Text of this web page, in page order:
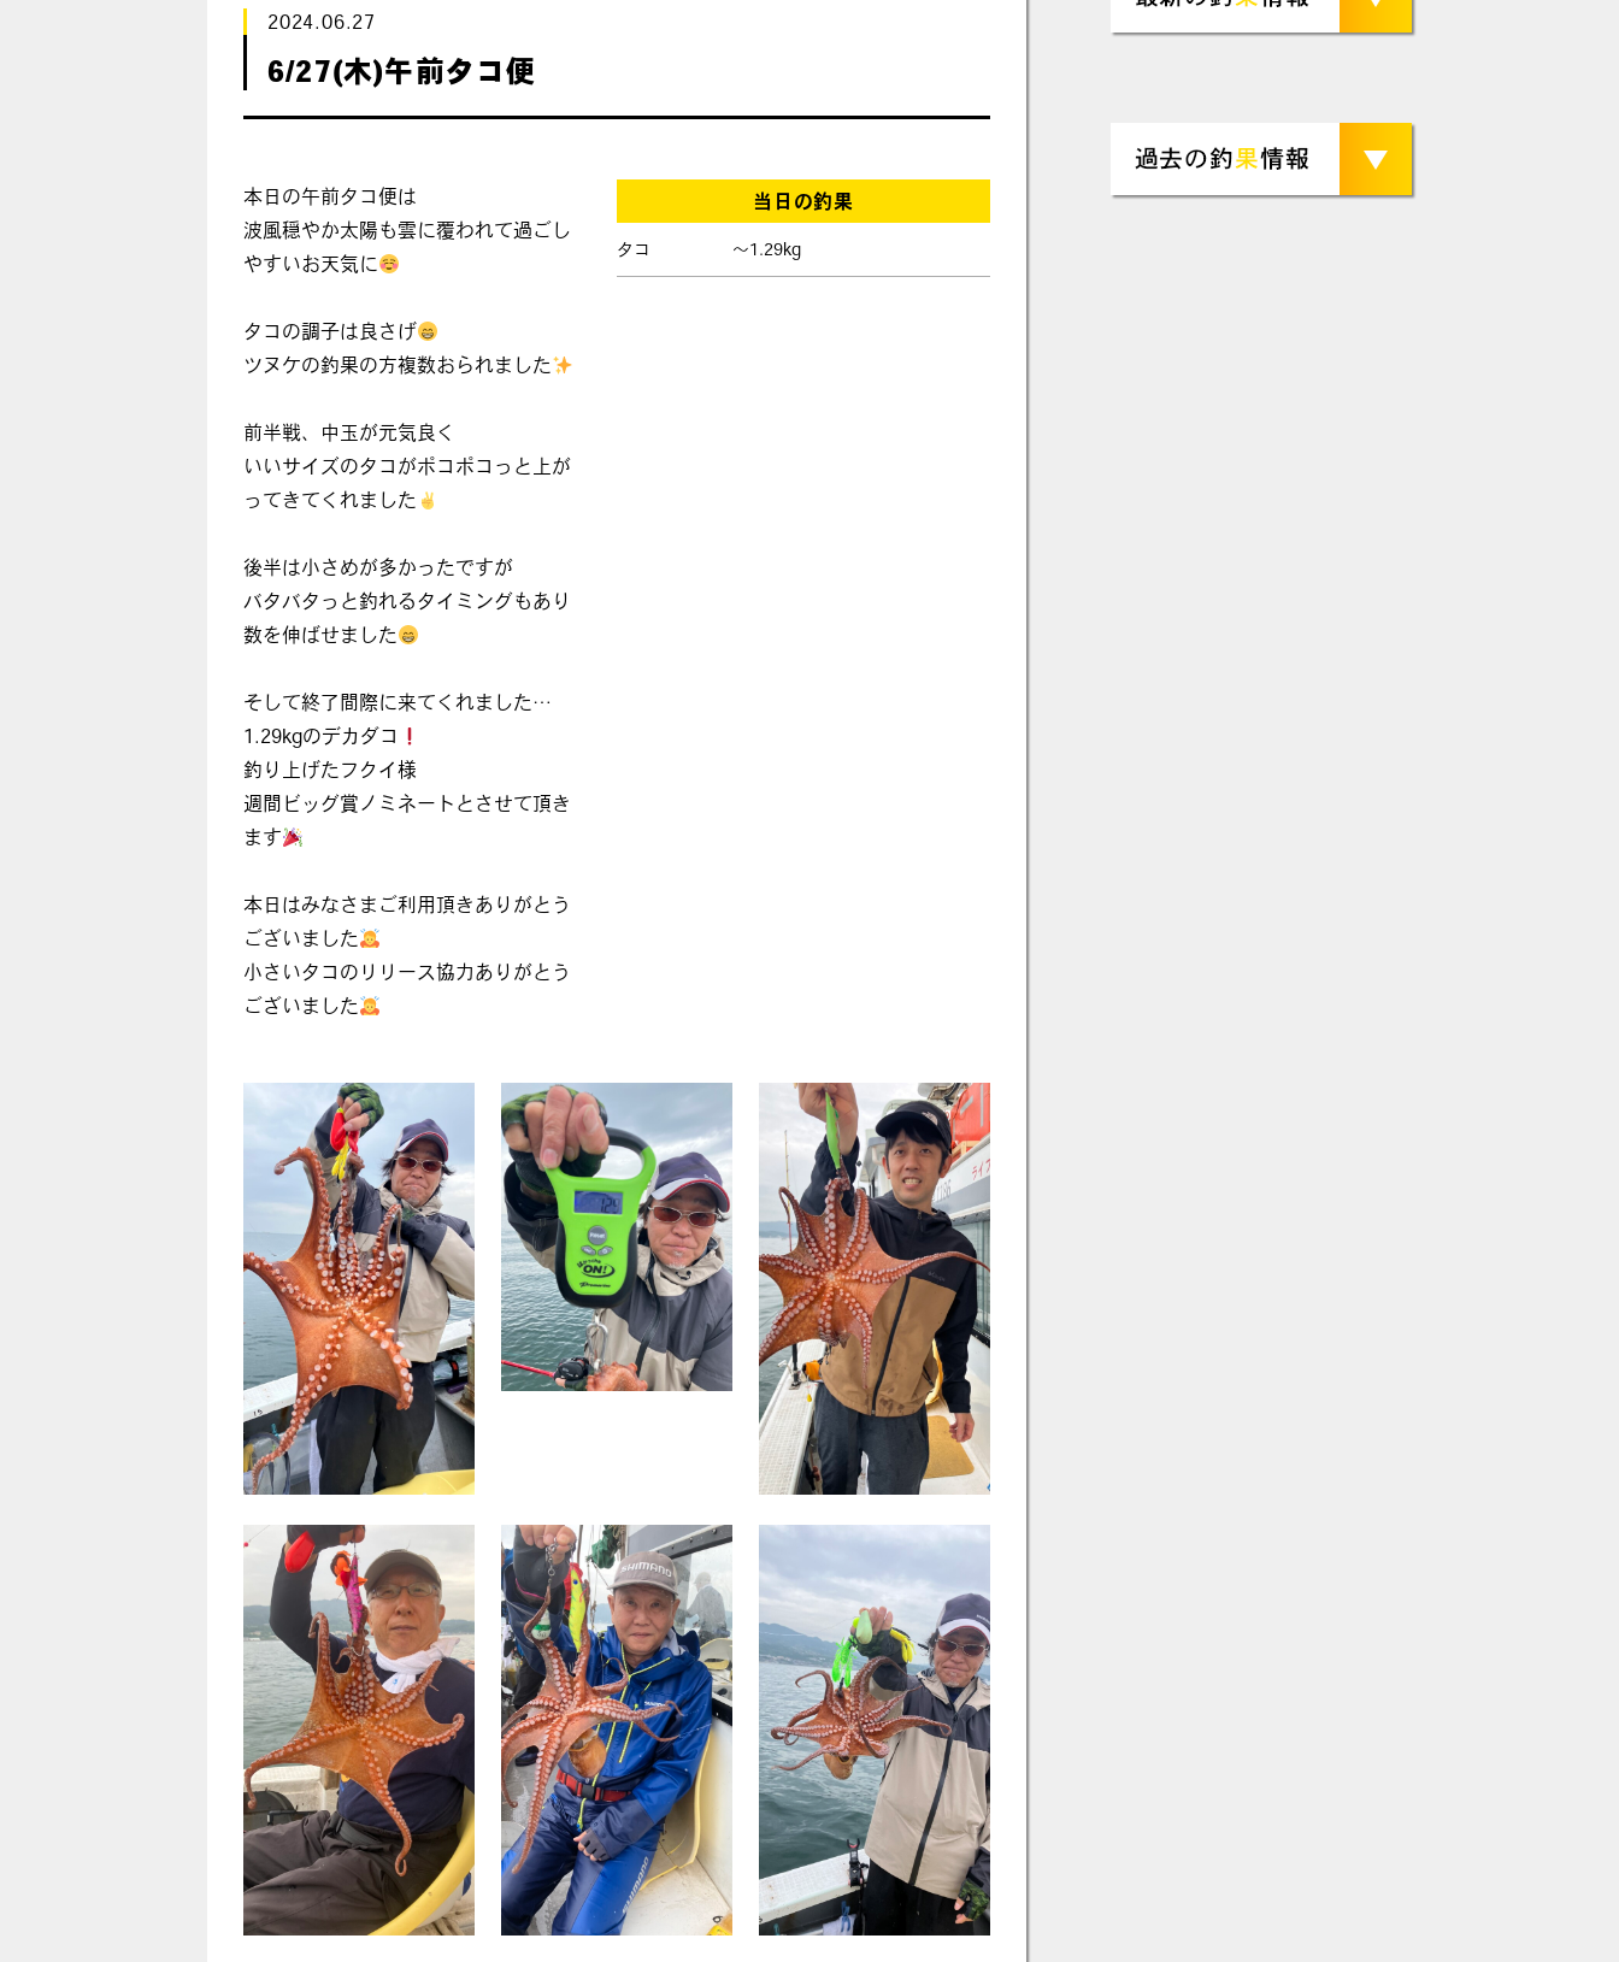
2024.06.27
6/27(木)午前タコ便
本日の午前タコ便は
波風穏やか太陽も雲に覆われて過ごし
やすいお天気に
タコの調子は良さげ
ツヌケの釣果の方複数おられました
前半戦、中玉が元気良く
いいサイズのタコがポコポコっと上が
ってきてくれました
後半は小さめが多かったですが
バタバタっと釣れるタイミングもあり
数を伸ばせました
そして終了間際に来てくれました…
1.29kgのデカダコ
釣り上げたフクイ様
週間ビッグ賞ノミネートとさせて頂き
ます
本日はみなさまご利用頂きありがとう
ございました
小さいタコのリリース協力ありがとう
ございました
当日の釣果
タコ 〜1.29kg